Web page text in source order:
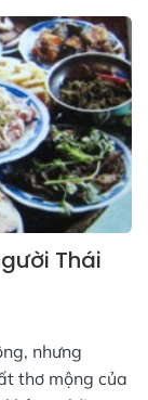
Thái
nhưng
thơ mộng của